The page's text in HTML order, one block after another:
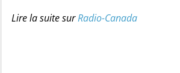
Lire la suite surRadio-Canada